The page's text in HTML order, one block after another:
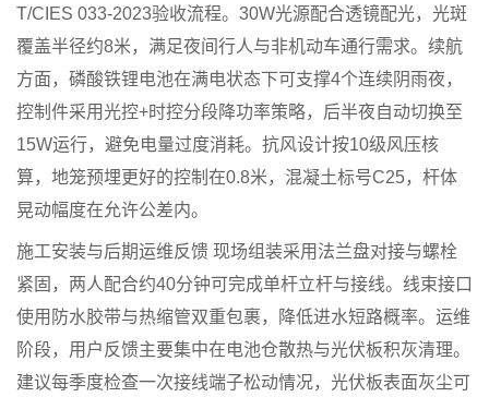
T/CIES 033-2023验收流程。30W光源配合透镜配光，光斑
覆盖半径约8米，满足夜间行人与非机动车通行需求。续航
方面，磷酸铁锂电池在满电状态下可支撑4个连续阴雨夜，
控制件采用光控+时控分段降功率策略，后半夜自动切换至
15W运行，避免电量过度消耗。抗风设计按10级风压核
算，地笼预埋更好的控制在0.8米，混凝土标号C25，杆体
晃动幅度在允许公差内。
施工安装与后期运维反馈 现场组装采用法兰盘对接与螺栓
紧固，两人配合约40分钟可完成单杆立杆与接线。线束接口
使用防水胶带与热缩管双重包裹，降低进水短路概率。运维
阶段，用户反馈主要集中在电池仓散热与光伏板积灰清理。
建议每季度检查一次接线端子松动情况，光伏板表面灰尘可